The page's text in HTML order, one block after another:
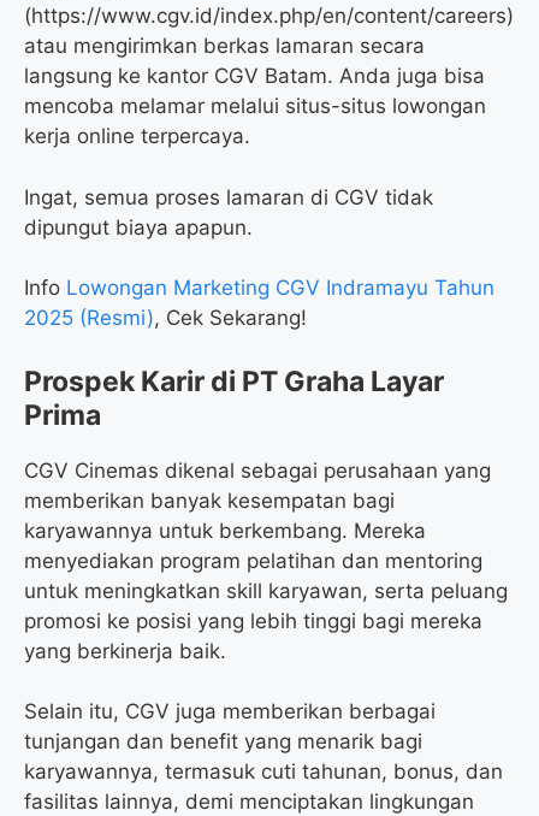
(https://www.cgv.id/index.php/en/content/careers)
atau mengirimkan berkas lamaran secara
langsung ke kantor CGV Batam. Anda juga bisa
mencoba melamar melalui situs-situs lowongan
kerja online terpercaya.
Ingat, semua proses lamaran di CGV tidak
dipungut biaya apapun.
Info Lowongan Marketing CGV Indramayu Tahun
2025 (Resmi), Cek Sekarang!
Prospek Karir di PT Graha Layar
Prima
CGV Cinemas dikenal sebagai perusahaan yang
memberikan banyak kesempatan bagi
karyawannya untuk berkembang. Mereka
menyediakan program pelatihan dan mentoring
untuk meningkatkan skill karyawan, serta peluang
promosi ke posisi yang lebih tinggi bagi mereka
yang berkinerja baik.
Selain itu, CGV juga memberikan berbagai
tunjangan dan benefit yang menarik bagi
karyawannya, termasuk cuti tahunan, bonus, dan
fasilitas lainnya, demi menciptakan lingkungan